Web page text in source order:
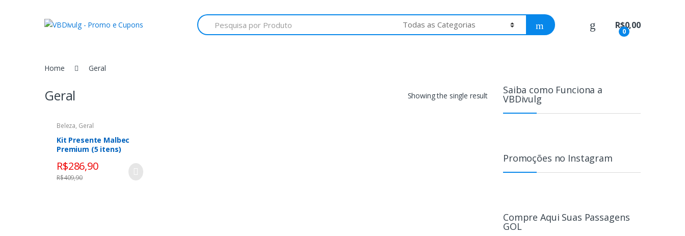
Search
for:
0
R$0,00
Home Geral
Geral Showing the single result
Beleza, Geral
Kit Presente Malbec
Premium (5 itens)
R$286,90
R$409,90
Saiba como Funciona a
VBDivulg
Promoções no Instagram
Compre Aqui Suas Passagens
GOL